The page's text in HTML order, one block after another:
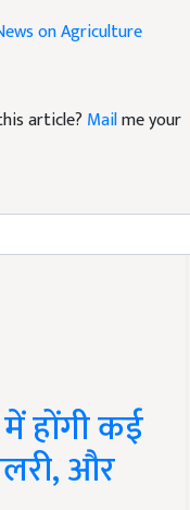
article?
होंगी कई
और